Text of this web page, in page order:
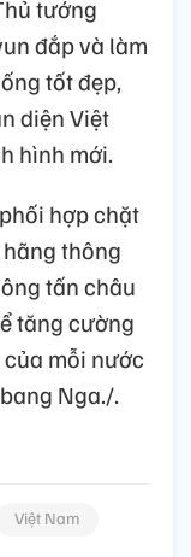
giám đốc Hãng
Kondrashov
nước.
Giang-TTXVN
phủ đã
cho quan hệ
Giám
thực hiện
tướng
đắp và làm